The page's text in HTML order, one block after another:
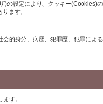
設定により、クッキー(Cookies)
ます。
的身分、病歴、犯罪歴、犯罪に
す。